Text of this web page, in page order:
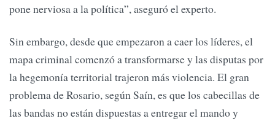
pone nerviosa a la política”, aseguró el experto.
Sin embargo, desde que empezaron a caer los líderes, el
mapa criminal comenzó a transformarse y las disputas por
la hegemonía territorial trajeron más violencia. El gran
problema de Rosario, según Saín, es que los cabecillas de
las bandas no están dispuestas a entregar el mando y